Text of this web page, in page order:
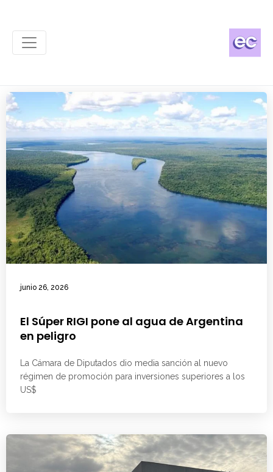
junio 26, 2026
El Súper RIGI pone al agua de Argentina
en peligro
La Cámara de Diputados dio media sanción al nuevo
régimen de promoción para inversiones superiores a los
US$